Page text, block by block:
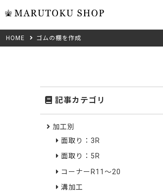
Category
Wood Type
木材の種類から選ぶ
HOME ゴムの棚を作成
記事カテゴリ
加工別
面取り：3R
面取り：5R
コーナーR11～20
溝加工